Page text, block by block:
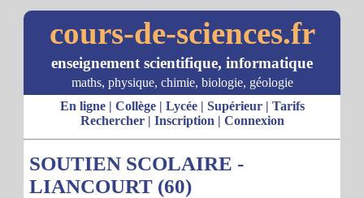
cours-de-sciences.fr
enseignement scientifique, informatique
maths, physique, chimie, biologie, géologie
En ligne| Collège| Lycée| Supérieur| Tarifs
Rechercher| Inscription | Connexion
SOUTIEN SCOLAIRE -
LIANCOURT (60)